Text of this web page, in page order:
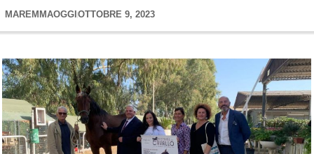
MAREMMAOGGI OTTOBRE 9, 2023